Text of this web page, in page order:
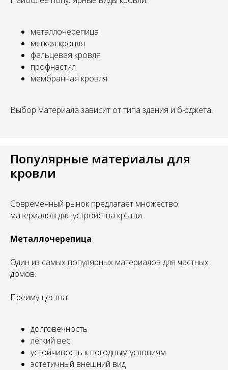
металлочерепица
мягкая кровля
фальцевая кровля
профнастил
мембранная кровля
Выбор материала зависит от типа здания и бюджета.
Популярные материалы для
кровли
Современный рынок предлагает множество
материалов для устройства крыши.
Металлочерепица
Один из самых популярных материалов для частных
домов.
Преимущества:
долговечность
лёгкий вес
устойчивость к погодным условиям
эстетичный внешний вид